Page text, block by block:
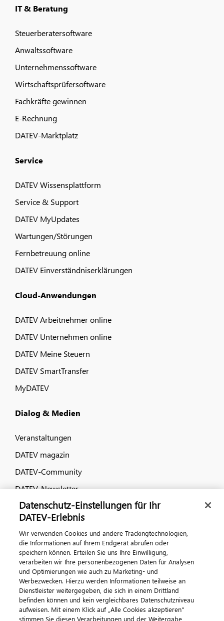
IT & Beratung
Steuerberatersoftware
Anwaltssoftware
Unternehmenssoftware
Wirtschaftsprüfersoftware
Fachkräfte gewinnen
E-Rechnung
DATEV-Marktplatz
Service
DATEV Wissensplattform
Service & Support
DATEV MyUpdates
Wartungen/Störungen
Fernbetreuung online
DATEV Einverständniserklärungen
Cloud-Anwendungen
DATEV Arbeitnehmer online
DATEV Unternehmen online
DATEV Meine Steuern
DATEV SmartTransfer
MyDATEV
Dialog & Medien
Veranstaltungen
DATEV magazin
DATEV-Community
DATEV-Newsletter
Kontaktieren Sie uns
ImpressumDatenschutzAGB Kontakt
Datenschutz-Einstellungen für Ihr
DATEV-Erlebnis
Wir verwenden Cookies und andere Trackingtechnologien,
die Informationen auf Ihrem Endgerät abrufen oder
speichern können. Erteilen Sie uns Ihre Einwilligung,
verarbeiten wir Ihre personenbezogenen Daten für Analysen
und Optimierungen wie auch zu Marketing- und
Werbezwecken. Hierzu werden Informationen teilweise an
Dienstleister weitergegeben, die sich in einem Drittland
befinden können und kein vergleichbares Datenschutzniveau
aufweisen. Mit einem Klick auf „Alle Cookies akzeptieren"
stimmen Sie diesen Verarbeitungen und der Weitergabe